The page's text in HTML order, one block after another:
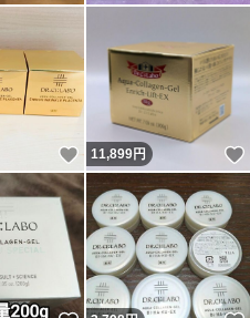
いいね！
11,899円